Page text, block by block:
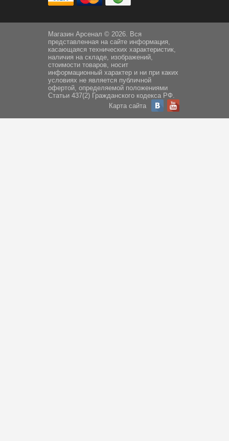
Магазин Арсенал © 2026. Вся
представленная на сайте информация,
касающаяся технических характеристик,
наличия на складе, изображений,
стоимости товаров, носит
информационный характер и ни при каких
условиях не является публичной
офертой, определяемой положениями
Статьи 437(2) Гражданского кодекса РФ.
Карта сайта